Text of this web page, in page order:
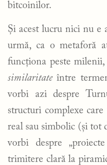
bitcoinilor.
Și acest lucru nici nu e
urmă, ca o metaforă
funcționa peste milenii,
similaritateîntre
vorbi azi despre
structuri complexe
real sau simbolic (și tot
vorbi despre
trimitere clară la